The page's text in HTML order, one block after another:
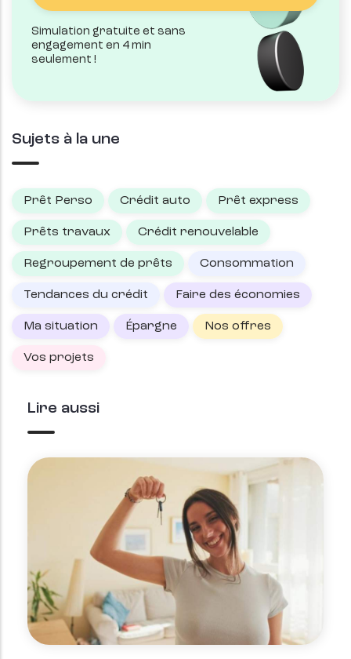
Simulation gratuite et sans
engagement en 4 min
seulement !
Sujets à la une
Prêt Perso Crédit auto Prêt express
Prêts travaux Crédit renouvelable
Regroupement de prêts Consommation
Tendances du crédit Faire des économies
Ma situation Épargne Nos offres
Vos projets
Lire aussi